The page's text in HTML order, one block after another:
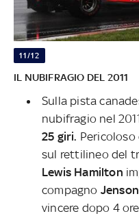
11/12
IL NUBIFRAGIO DEL 2011
Sulla pista
nubifragio nel
25 giri.
sul rettilineo del
Lewis Hamilton
compagno
vincere dopo 4